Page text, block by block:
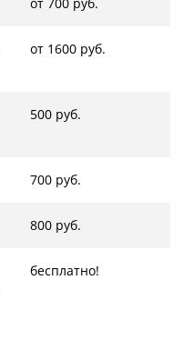
от 1600 руб.
500 руб.
700 руб.
800 руб.
бесплатно!